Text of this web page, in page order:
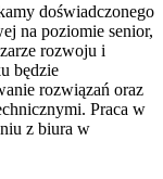
doświadczonego
na poziomie senior,
rozwoju i
będzie
rozwiązań oraz
Praca w
z biura w